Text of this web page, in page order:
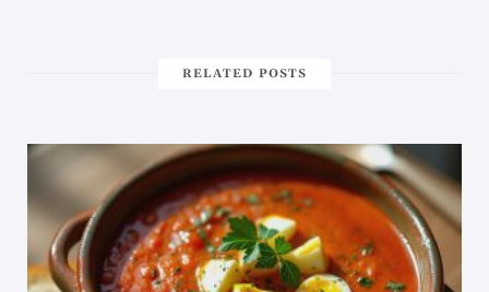
RELATED POSTS